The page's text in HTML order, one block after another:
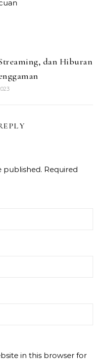
dan Hiburan
published. Required
in this browser for